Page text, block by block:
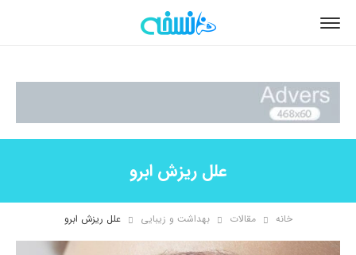
علل ریزش ابرو
خانه مقالات بهداشت و زیبایی علل ریزش ابرو